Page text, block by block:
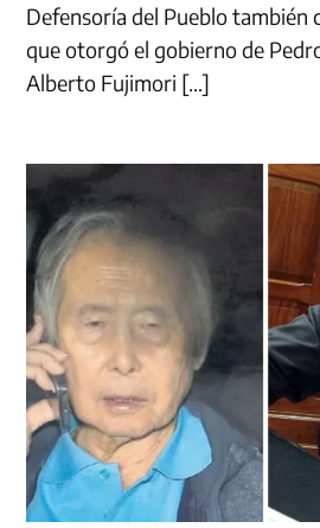
Defensoría del Pueblo también
que otorgó el gobierno de
Alberto Fujimori […]